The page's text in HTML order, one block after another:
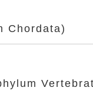
Chordata)